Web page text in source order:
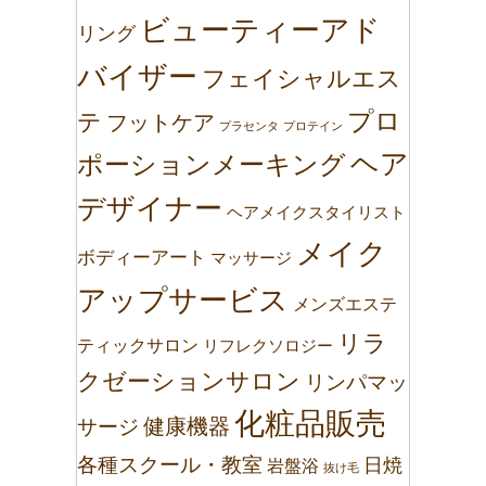
リング ビューティーアド
バイザー フェイシャルエス
テ フットケア プラセンタ プロテイン プロ
ポーションメーキングヘア
デザイナー ヘアメイクスタイリスト
ボディーアート マッサージ メイク
アップサービス
メンズエステ
ティックサロン リフレクソロジー リラ
クゼーションサロン リンパマッ
サージ 健康機器 化粧品販売
各種スクール・教室 岩盤浴 抜け毛 日焼